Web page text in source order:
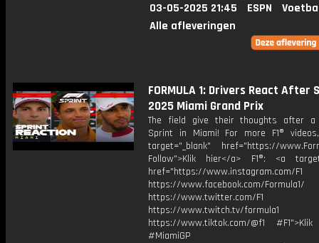
03-05-2025 21:45 ESPN
Alle afleveringen
FORMULA 1: Drivers React After
2025 Miami Grand Prix
The field give their thoughts after a
Sprint in Miami! For more F1®
target="_blank" href="https://
Follow">Klik hier</a> F1®: <a
href="https://www.instagram.com/F1
https://www.facebook.com/Formula1/
https://www.twitter.com/F1
https://www.twitch.tv/formula1
https://www.tiktok.com/@f1
#MiamiGP